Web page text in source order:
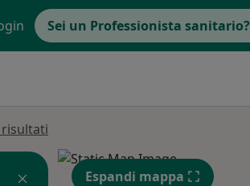
Sei un Professionista sanitario?
Espandi mappa